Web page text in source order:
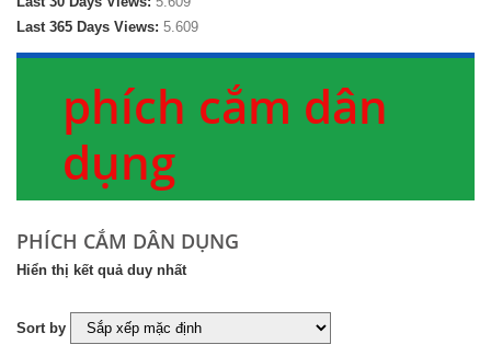
Last 365 Days Views: 5.609
phích cắm dân
dụng
PHÍCH CẮM DÂN DỤNG
Hiển thị kết quả duy nhất
Sort by